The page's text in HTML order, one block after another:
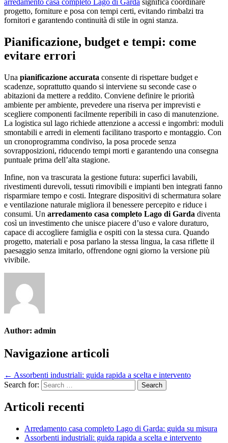
arredamento casa completo Lago di Garda significa coordinare
progetto, forniture e posa con tempi certi, evitando rimbalzi tra
fornitori e garantendo continuità di stile in ogni stanza.
Pianificazione, budget e tempi: come
evitare errori
Una pianificazione accurata consente di rispettare budget e
scadenze, soprattutto quando si interviene su seconde case o
abitazioni da mettere a reddito. Conviene definire le priorità
ambiente per ambiente, prevedere una riserva per imprevisti e
scegliere componenti facilmente reperibili in caso di manutenzione.
La logistica sul lago richiede attenzione a accessi e ingombri: moduli
smontabili e arredi in elementi facilitano trasporto e montaggio. Con
un cronoprogramma condiviso, la posa procede senza
sovrapposizioni, riducendo tempi morti e garantendo una consegna
puntuale prima dell’alta stagione.
Infine, non va trascurata la gestione futura: superfici lavabili,
rivestimenti durevoli, tessuti rimovibili e impianti ben integrati fanno
risparmiare tempo e costi. Integrare dispositivi di schermatura solare
e ventilazione naturale migliora il benessere percepito e riduce i
consumi. Un arredamento casa completo Lago di Garda diventa
così un investimento che unisce piacere d’uso e valore duraturo,
capace di accogliere famiglia e ospiti con la stessa cura. Quando
progetto, materiali e posa parlano la stessa lingua, la casa riflette il
paesaggio senza imitarlo, offrendone ogni giorno la versione più
vivibile.
Author: admin
Navigazione articoli
← Assorbenti industriali: guida rapida a scelta e intervento
Search for:
Articoli recenti
Arredamento casa completo Lago di Garda: guida su misura
Assorbenti industriali: guida rapida a scelta e intervento